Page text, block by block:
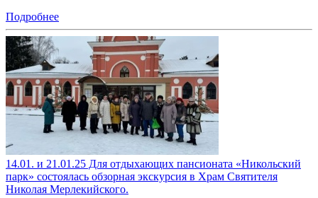
Подробнее
14.01. и 21.01.25 Для отдыхающих пансионата «Никольский
парк» состоялась обзорная экскурсия в Храм Святителя
Николая Мерлекийского.